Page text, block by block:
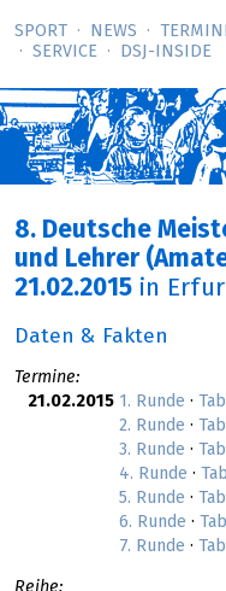
SPORT NEWS
SERVICE
DSJ-­INSIDE
8. Deutsche
und Lehrer
21.02.2015 in
Daten & Fakten
Termine:
21.02.2015 1. Runde ·
2. Runde ·
3. Runde ·
4. Runde ·
5. Runde ·
6. Runde ·
7. Runde ·